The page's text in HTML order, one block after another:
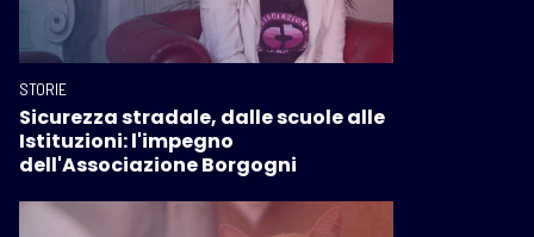
STORIE
Sicurezza stradale, dalle scuole alle
Istituzioni: l'impegno
dell'Associazione Borgogni